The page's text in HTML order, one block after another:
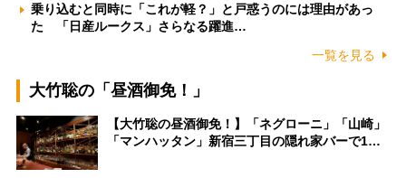
乗り込むと同時に「これが軽？」と戸惑うのには理由があっ
た 「日産ルークス」さらなる躍進…
一覧を見る
大竹聡の「昼酒御免！」
【大竹聡の昼酒御免！】「ネグローニ」「山崎」
「マンハッタン」新宿三丁目の隠れ家バーで1…